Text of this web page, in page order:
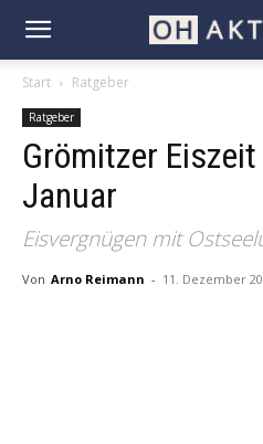
Start Ratgeber
Ratgeber
Grömitzer
Januar
Eisvergnügen mit
Von Arno Reimann - 11. Dezember